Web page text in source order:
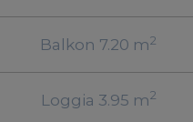
Balkon 7.20 m2
Loggia 3.95 m2